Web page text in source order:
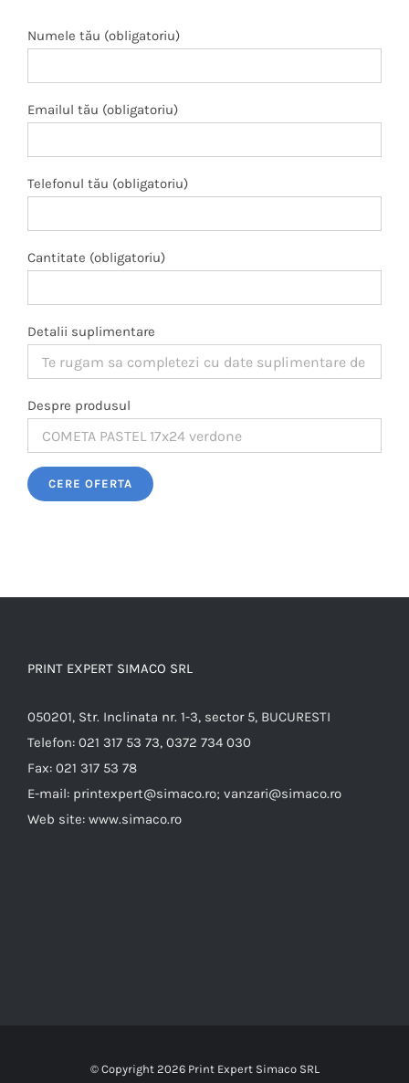
Numele tău (obligatoriu)
Emailul tău (obligatoriu)
Telefonul tău (obligatoriu)
Cantitate (obligatoriu)
Detalii suplimentare
Despre produsul
Please leave this field empty.
PRINT EXPERT SIMACO SRL
050201, Str. Inclinata nr. 1-3, sector 5, BUCURESTI
Telefon: 021 317 53 73, 0372 734 030
Fax: 021 317 53 78
E-mail: printexpert@simaco.ro; vanzari@simaco.ro
Web site: www.simaco.ro
© Copyright 2026 Print Expert Simaco SRL